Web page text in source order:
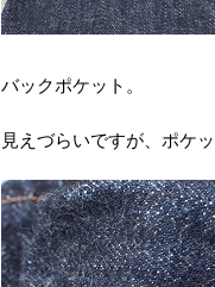
バックポケット。
見えづらいですが、ポケ